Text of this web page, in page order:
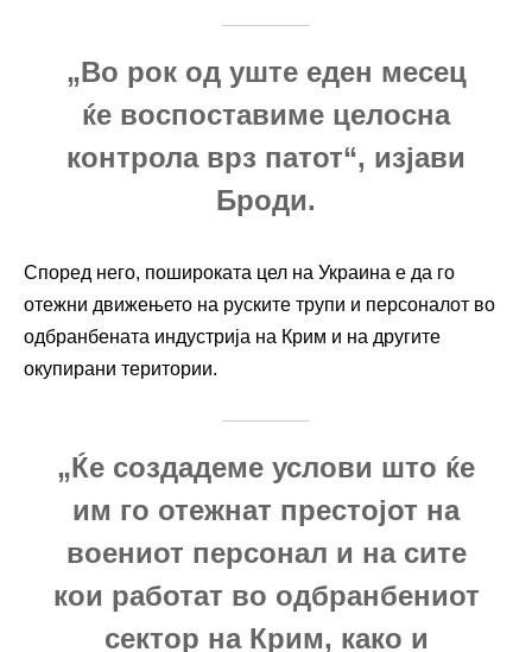
„Во рок од уште еден месец
ќе воспоставиме целосна
контрола врз патот“, изјави
Броди.
Според него, пошироката цел на Украина е да го
отежни движењето на руските трупи и персоналот во
одбранбената индустрија на Крим и на другите
окупирани територии.
„Ќе создадеме услови што ќе
им го отежнат престојот на
воениот персонал и на сите
кои работат во одбранбениот
сектор на Крим, како и